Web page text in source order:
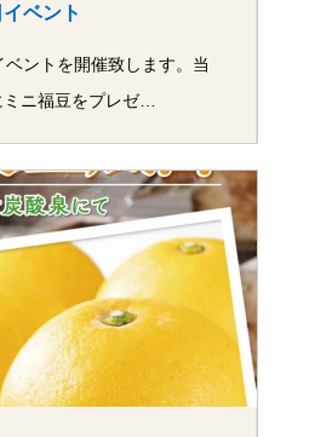
ベント
ントを開催致します。当
ニ福豆をプレゼ…